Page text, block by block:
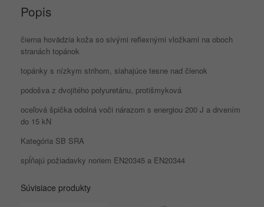
Popis
čierna hovädzia koža so sivými reflexnými vložkami na oboch
stranách topánok
topánky s nízkym strihom, siahajúce tesne nad členok
podošva z dvojitého polyuretánu, protišmyková
oceľová špička odolná voči nárazom s energiou 200 J a drvením
do 15 kN
Kategória SB SRA
spĺňajú požiadavky noriem EN20345 a EN20344
Súvisiace produkty